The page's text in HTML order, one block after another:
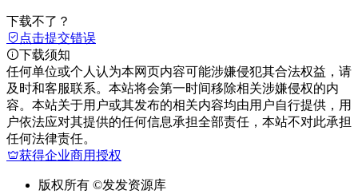
下载不了？
点击提交错误
下载须知
任何单位或个人认为本网页内容可能涉嫌侵犯其合法权益，请
及时和客服联系。本站将会第一时间移除相关涉嫌侵权的内
容。本站关于用户或其发布的相关内容均由用户自行提供，用
户依法应对其提供的任何信息承担全部责任，本站不对此承担
任何法律责任。
获得企业商用授权
版权所有 ©发发资源库